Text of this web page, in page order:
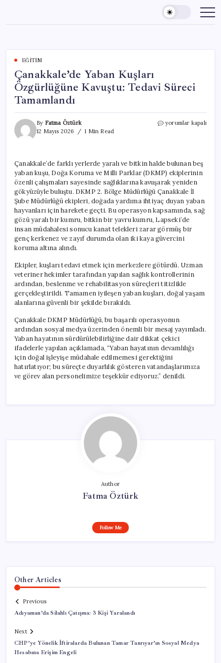
content
EĞITIM
Çanakkale’de Yaban Kuşları
Özgürlüğüne Kavuştu: Tedavi Süreci
Tamamlandı
By Fatma Öztürk
12 Mayıs 2026
1 Min Read
Çanakkale’de
Tedavi
Süreci
Tamamlandı
için
yorumlar kapalı
Çanakkale’de farklı yerlerde yaralı ve bitkin halde bulunan beş
yaban kuşu, Doğa Koruma ve Milli Parklar (DKMP) ekiplerinin
özenli çalışmaları sayesinde sağlıklarına kavuşarak yeniden
gökyüzüyle buluştu. DKMP 2. Bölge Müdürlüğü Çanakkale İl
Şube Müdürlüğü ekipleri, doğada yardıma ihtiyaç duyan yaban
hayvanları için harekete geçti. Bu operasyon kapsamında, sağ
gözü yaralı bir kumru, bitkin bir yavru kumru, Lapseki’de
insan müdahalesi sonucu kanat telekleri zarar görmüş bir
genç kerkenez ve zayıf durumda olan iki kaya güvercini
koruma altına alındı.
Ekipler, kuşları tedavi etmek için merkezlere götürdü. Uzman
veteriner hekimler tarafından yapılan sağlık kontrollerinin
ardından, beslenme ve rehabilitasyon süreçleri titizlikle
gerçekleştirildi. Tamamen iyileşen yaban kuşları, doğal yaşam
alanlarına güvenli bir şekilde bırakıldı.
Çanakkale DKMP Müdürlüğü, bu başarılı operasyonun
ardından sosyal medya üzerinden önemli bir mesaj yayımladı.
Yaban hayatının sürdürülebilirliğine dair dikkat çekici
ifadelerle yapılan açıklamada, “Yaban hayatının devamlılığı
için doğal işleyişe müdahale edilmemesi gerektiğini
hatırlatıyor; bu süreçte duyarlılık gösteren vatandaşlarımıza
ve görev alan personelimize teşekkür ediyoruz.” denildi.
Author
Fatma Öztürk
Follow Me
Other Articles
Previous
Adıyaman’da Silahlı Çatışma: 3 Kişi Yaralandı
Next
CHP’ye Yönelik İftiralarda Bulunan Tamar Tanrıyar’ın Sosyal Medya
Hesabına Erişim Engeli